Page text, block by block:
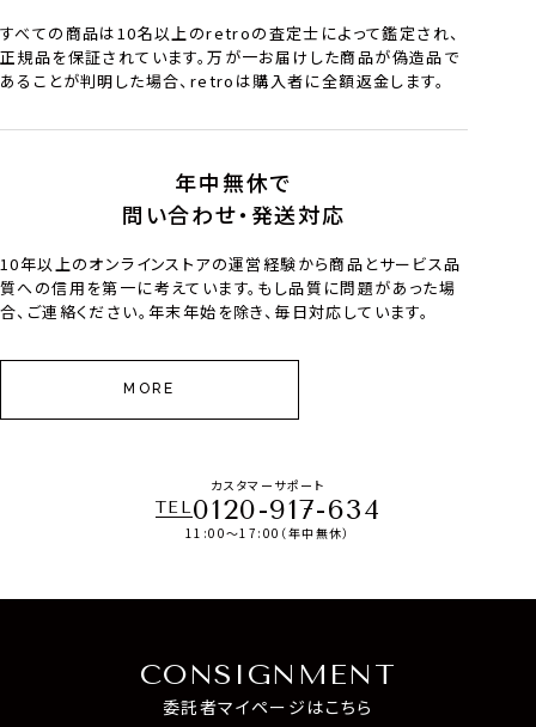
すべての商品は10名以上のretroの査定士によって鑑定され、
正規品を保証されています。万が一お届けした商品が偽造品で
あることが判明した場合、retroは購入者に全額返金します。
年中無休で
問い合わせ・発送対応
10年以上のオンラインストアの運営経験から商品とサービス品
質への信用を第一に考えています。もし品質に問題があった場
合、ご連絡ください。年末年始を除き、毎日対応しています。
MORE
カスタマーサポート
TEL0120-917-634
11:00～17:00（年中無休）
CONSIGNMENT
委託者マイページはこちら